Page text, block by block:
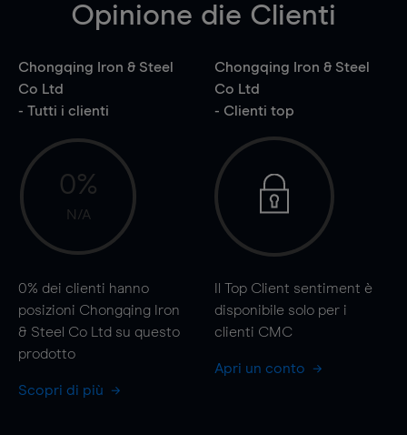
Opinione die Clienti
Chongqing Iron & Steel
Co Ltd
- Tutti i clienti
0%
N/A
0% dei clienti hanno
posizioni Chongqing Iron
& Steel Co Ltd su questo
prodotto
Scopri di più
Chongqing Iron & Steel
Co Ltd
- Clienti top
Il Top Client sentiment è
disponibile solo per i
clienti CMC
Apri un conto